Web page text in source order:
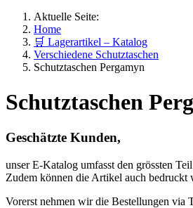
Aktuelle Seite:
Home
🛒 Lagerartikel – Katalog
Verschiedene Schutztaschen
Schutztaschen Pergamyn
Schutztaschen
Geschätzte Kunden,
unser E-Katalog umfasst den grössten
Zudem können die Artikel auch bedruckt
Vorerst nehmen wir die Bestellungen via